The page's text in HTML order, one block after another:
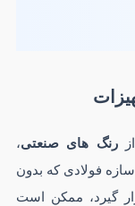
رنگ های صنعتی،
فولادی که بدون
گیرد، ممکن است